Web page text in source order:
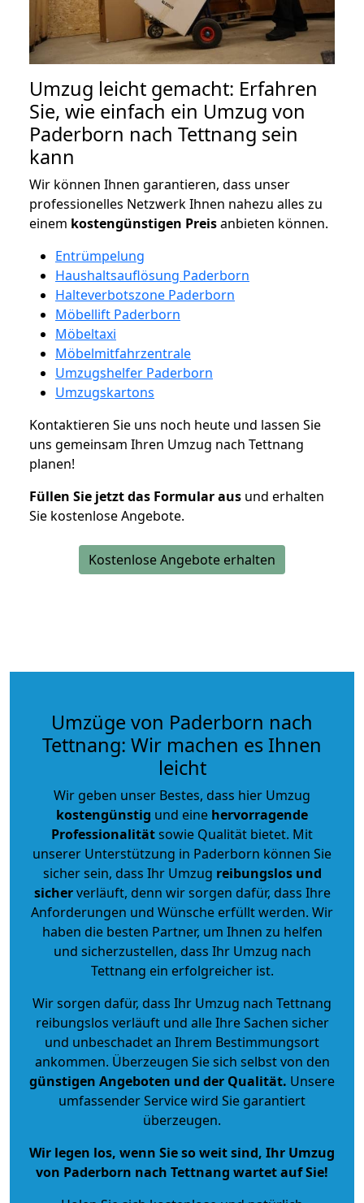
Umzug leicht gemacht: Erfahren
Sie, wie einfach ein Umzug von
Paderborn nach Tettnang sein
kann
Wir können Ihnen garantieren, dass unser
professionelles Netzwerk Ihnen nahezu alles zu
einem kostengünstigen Preisanbieten können.
Entrümpelung
Haushaltsauflösung Paderborn
Halteverbotszone Paderborn
Möbellift Paderborn
Möbeltaxi
Möbelmitfahrzentrale
Umzugshelfer Paderborn
Umzugskartons
Kontaktieren Sie uns noch heute und lassen Sie
uns gemeinsam Ihren Umzug nach Tettnang
planen!
Füllen Sie jetzt das Formular aus und erhalten
Sie kostenlose Angebote.
Kostenlose Angebote erhalten
Umzüge von Paderborn nach
Tettnang: Wir machen es Ihnen
leicht
Wir geben unser Bestes, dass hier Umzug
kostengünstig und eine hervorragende
Professionalitätsowie Qualität bietet. Mit
unserer Unterstützung in Paderborn können Sie
sicher sein, dass Ihr Umzug reibungslos und
sicherverläuft, denn wir sorgen dafür, dass Ihre
Anforderungen und Wünsche erfüllt werden. Wir
haben die besten Partner, um Ihnen zu helfen
und sicherzustellen, dass Ihr Umzug nach
Tettnang ein erfolgreicher ist.
Wir sorgen dafür, dass Ihr Umzug nach Tettnang
reibungslos verläuft und alle Ihre Sachen sicher
und unbeschadet an Ihrem Bestimmungsort
ankommen. Überzeugen Sie sich selbst von den
günstigen Angeboten und der Qualität. Unsere
umfassender Service wird Sie garantiert
überzeugen.
Wir legen los, wenn Sie so weit sind, Ihr Umzug
von Paderborn nach Tettnang wartet auf Sie!